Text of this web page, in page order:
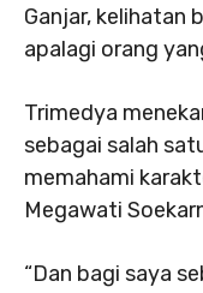
Ganjar, kelihatan
apalagi orang
Trimedya
sebagai salah
memahami
Megawati
“Dan bagi saya